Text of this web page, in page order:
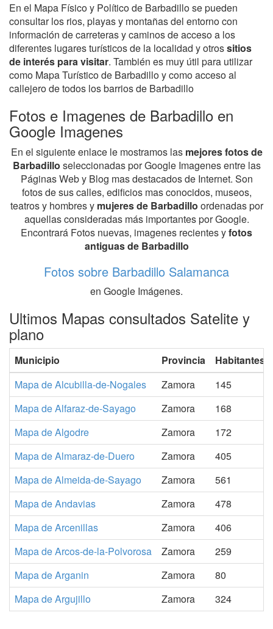
En el Mapa Físico y Político de Barbadillo se pueden
consultar los rios, playas y montañas del entorno con
información de carreteras y caminos de acceso a los
diferentes lugares turísticos de la localidad y otrossitios
de interés para visitar. También es muy útil para utilizar
como Mapa Turístico de Barbadillo y como acceso al
callejero de todos los barrios de Barbadillo
Fotos e Imagenes de Barbadillo en
Google Imagenes
En el siguiente enlace le mostramos las mejores fotos de
Barbadillo seleccionadas por Google Imagenes entre las
Páginas Web y Blog mas destacados de Internet. Son
fotos de sus calles, edificios mas conocidos, museos,
teatros y hombres y mujeres de Barbadillo ordenadas por
aquellas consideradas más importantes por Google.
Encontrará Fotos nuevas, imagenes recientes yfotos
antiguas de Barbadillo
Fotos sobre Barbadillo Salamanca
en Google Imágenes.
Ultimos Mapas consultados Satelite y
plano
Municipio Provincia
Habitantes
Mapa de Alcubilla-de-Nogales
Zamora
145
Mapa de Alfaraz-de-Sayago
Zamora
168
Mapa de Algodre
Zamora
172
Mapa de Almaraz-de-Duero
Zamora
405
Mapa de Almeida-de-Sayago
Zamora
561
Mapa de Andavias
Zamora
478
Mapa de Arcenillas
Zamora
406
Mapa de Arcos-de-la-Polvorosa
Zamora
259
Mapa de Arganin
Zamora
80
Mapa de Argujillo
Zamora 324